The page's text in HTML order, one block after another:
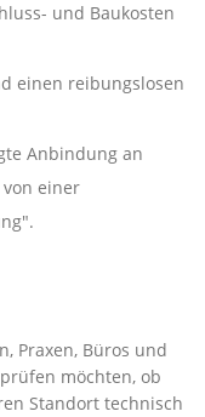
und Baukosten
einen reibungslosen
Anbindung an
einer
Praxen, Büros und
möchten, ob
Standort technisch